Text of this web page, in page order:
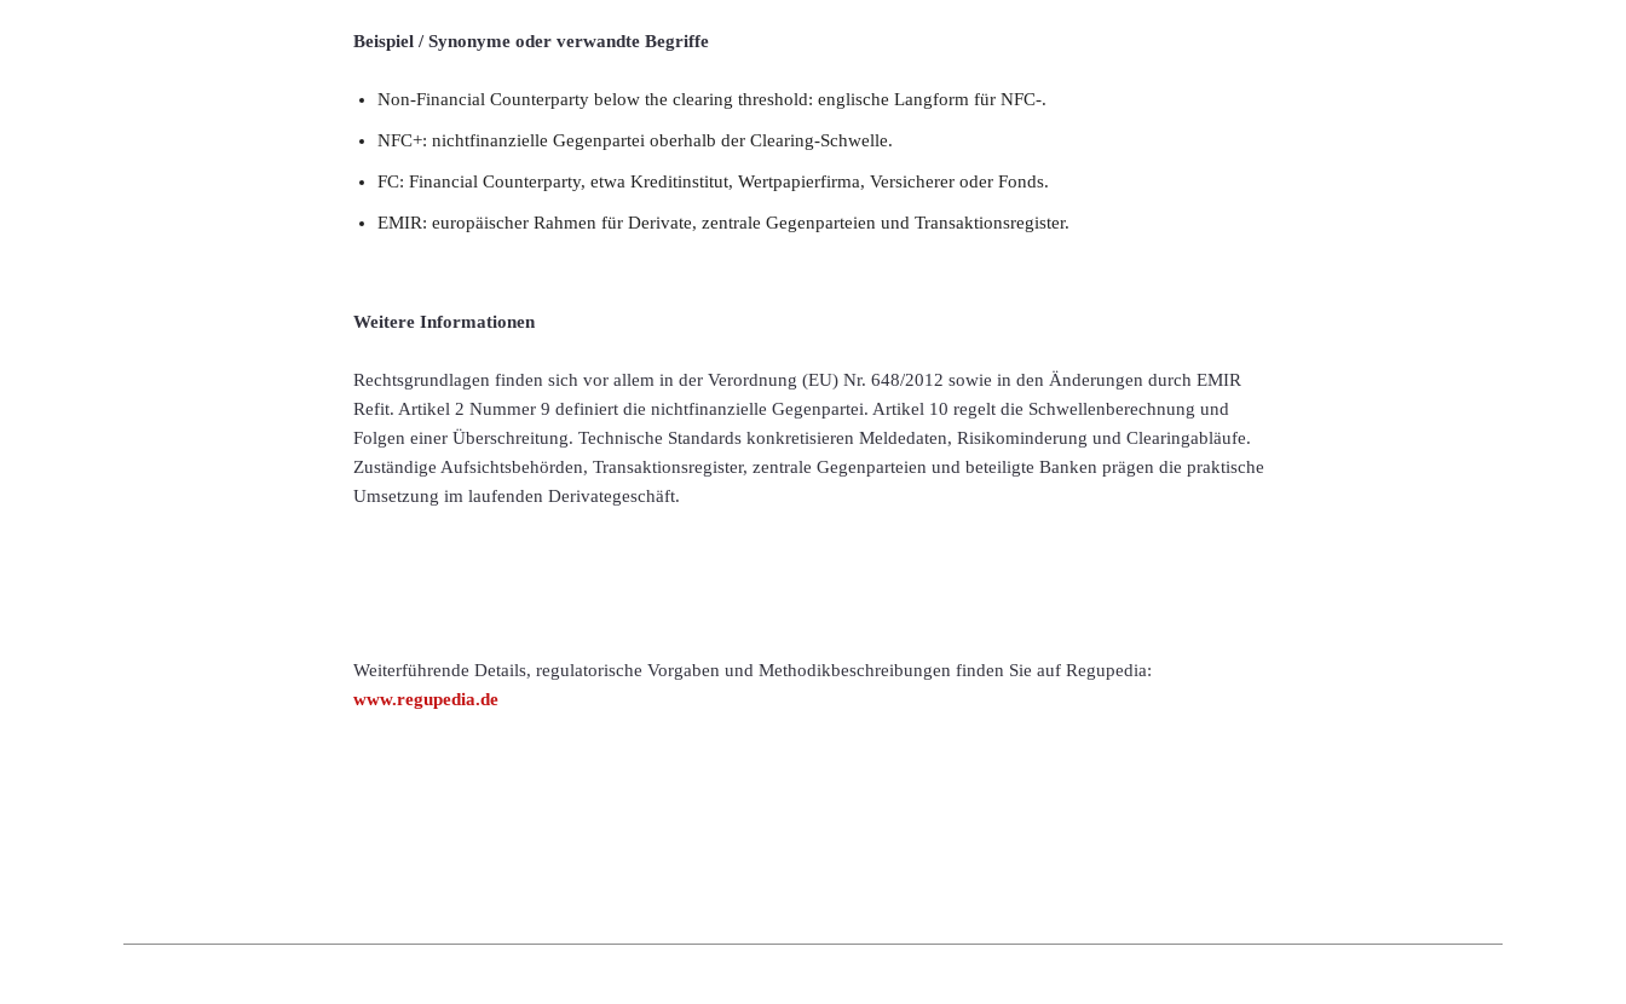
Beispiel / Synonyme oder verwandte Begriffe
Non-Financial Counterparty below the clearing threshold: englische Langform für NFC-.
NFC+: nichtfinanzielle Gegenpartei oberhalb der Clearing-Schwelle.
FC: Financial Counterparty, etwa Kreditinstitut, Wertpapierfirma, Versicherer oder Fonds.
EMIR: europäischer Rahmen für Derivate, zentrale Gegenparteien und Transaktionsregister.
Weitere Informationen
Rechtsgrundlagen finden sich vor allem in der Verordnung (EU) Nr. 648/2012 sowie in den Änderungen durch EMIR
Refit. Artikel 2 Nummer 9 definiert die nichtfinanzielle Gegenpartei. Artikel 10 regelt die Schwellenberechnung und
Folgen einer Überschreitung. Technische Standards konkretisieren Meldedaten, Risikominderung und Clearingabläufe.
Zuständige Aufsichtsbehörden, Transaktionsregister, zentrale Gegenparteien und beteiligte Banken prägen die praktische
Umsetzung im laufenden Derivategeschäft.
Weiterführende Details, regulatorische Vorgaben und Methodikbeschreibungen finden Sie auf Regupedia:
www.regupedia.de